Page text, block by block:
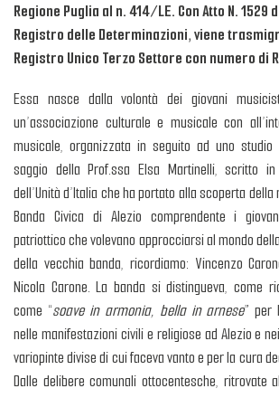
Regione Puglia al n. 414/LE. Con Atto N.
Registro delle Determinazioni, viene
Registro Unico Terzo Settore con numero di
Essa nasce dalla volontà dei giovani
un’associazione culturale e musicale con
musicale, organizzata in seguito ad uno
saggio della Prof.ssa Elsa Martinelli, scritto
dell’Unità d’Italia che ha portato alla scoperta della
Banda Civica di Alezio comprendente i
patriottico che volevano approcciarsi al mondo
della vecchia banda, ricordiamo: Vincenzo
Nicola Carone. La banda si distingueva, come
come “soave in armonia, bella in arnese” per
nelle manifestazioni civili e religiose ad Alezio e
variopinte divise di cui faceva vanto e per la cura
Dalle delibere comunali ottocentesche, ritrovate